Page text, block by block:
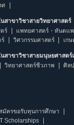
ศ
สาขาวิชาสายวิทยาศาสตร์
ร์
แพทยศาสตร์・ทันตแ
วิศวกรรมศาสตร์ เก
สาขาวิชาสายมนุษยศาสตร์
วิทยาศาสตร์ชีวภาพ
ศิล
มัครขอรับทุนการศึกษา
Scholarships